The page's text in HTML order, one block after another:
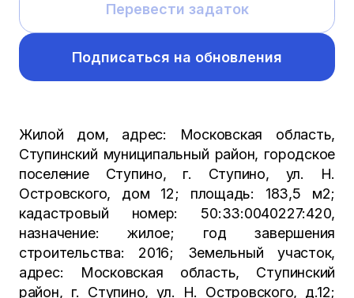
Перевести задаток
Подписаться на обновления
Жилой дом, адрес: Московская область,
Ступинский муниципальный район, городское
поселение Ступино, г. Ступино, ул. Н.
Островского, дом 12; площадь: 183,5 м2;
кадастровый номер: 50:33:0040227:420,
назначение: жилое; год завершения
строительства: 2016; Земельный участок,
адрес: Московская область, Ступинский
район, г. Ступино, ул. Н. Островского, д.12;